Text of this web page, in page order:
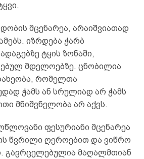
მცენარეა, არაიშვიათად
იზრდება ჭარბ
ტყის ზონაში,
მდელოებზე. ცნობილია
რომელთა
ჭამს ან სრულიად არ ჭამს
მნიშვნელობა არ აქვს.
ფესურიანი მცენარეა
წვრილი ღეროებით და ვიწრო
გავრცელებულია მაღალმთიან